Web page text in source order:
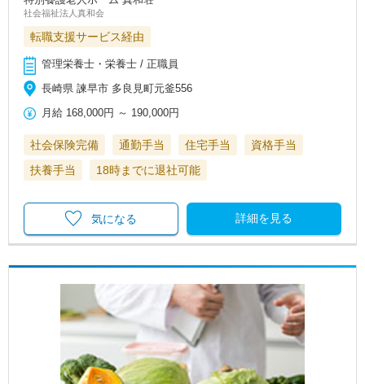
社会福祉法人真和会
転職支援サービス経由
管理栄養士・栄養士 / 正職員
長崎県 諫早市 多良見町元釜556
月給 168,000円 ～ 190,000円
社会保険完備 通勤手当 住宅手当
資格手当
扶養手当
18時までに退社可能
詳細を見る
気になる